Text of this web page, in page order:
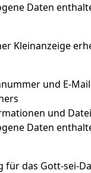
Daten
Kleinanzeige
und E-
und
Daten
für das Gott-sei-